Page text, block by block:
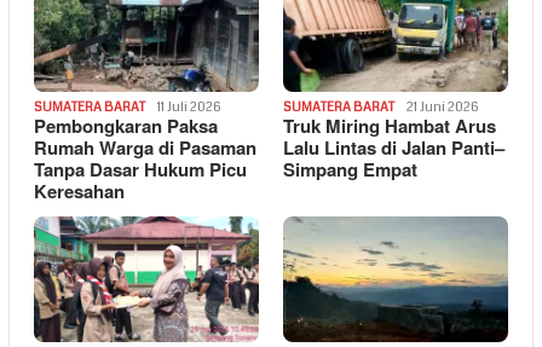
SUMATERA BARAT 11 Juli 2026
Pembongkaran Paksa
Rumah Warga di Pasaman
Tanpa Dasar Hukum Picu
Keresahan
SUMATERA BARAT 21 Juni 2026
Truk Miring Hambat Arus
Lalu Lintas di Jalan Panti–
Simpang Empat